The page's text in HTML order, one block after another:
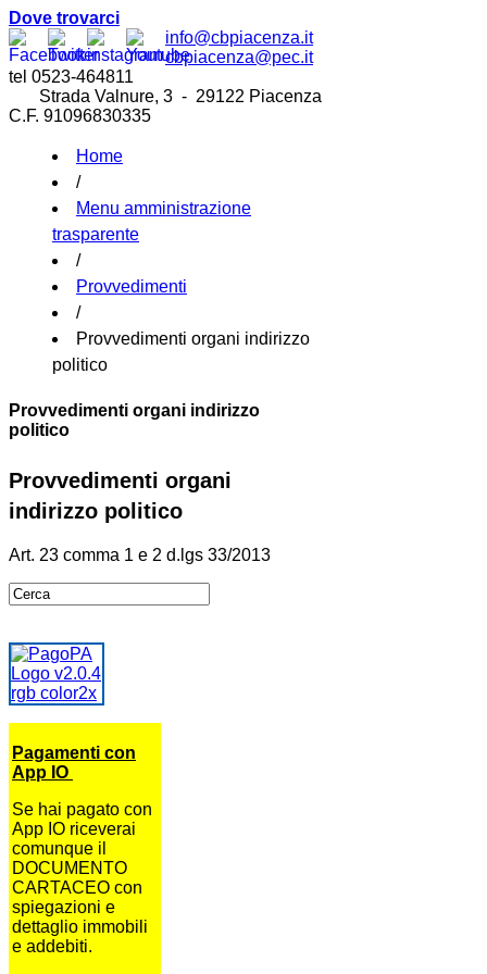
Dove trovarci
info@cbpiacenza.it
cbpiacenza@pec.it
tel 0523-464811
Strada Valnure, 3 - 29122 Piacenza
C.F. 91096830335
Home
/
Menu amministrazione
trasparente
/
Provvedimenti
/
Provvedimenti organi indirizzo
politico
Provvedimenti organi indirizzo
politico
Provvedimenti organi
indirizzo politico
Art. 23 comma 1 e 2 d.lgs 33/2013
Pagamenti con
App IO
Se hai pagato con
App IO riceverai
comunque il
DOCUMENTO
CARTACEO con
spiegazioni e
dettaglio immobili
e addebiti.